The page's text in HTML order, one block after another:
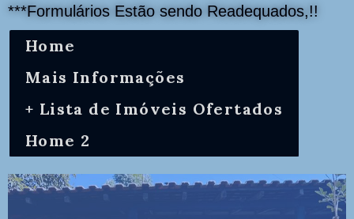
***Formulários Estão sendo Readequados,!!
Home
Mais Informações
+ Lista de Imóveis Ofertados
Home 2